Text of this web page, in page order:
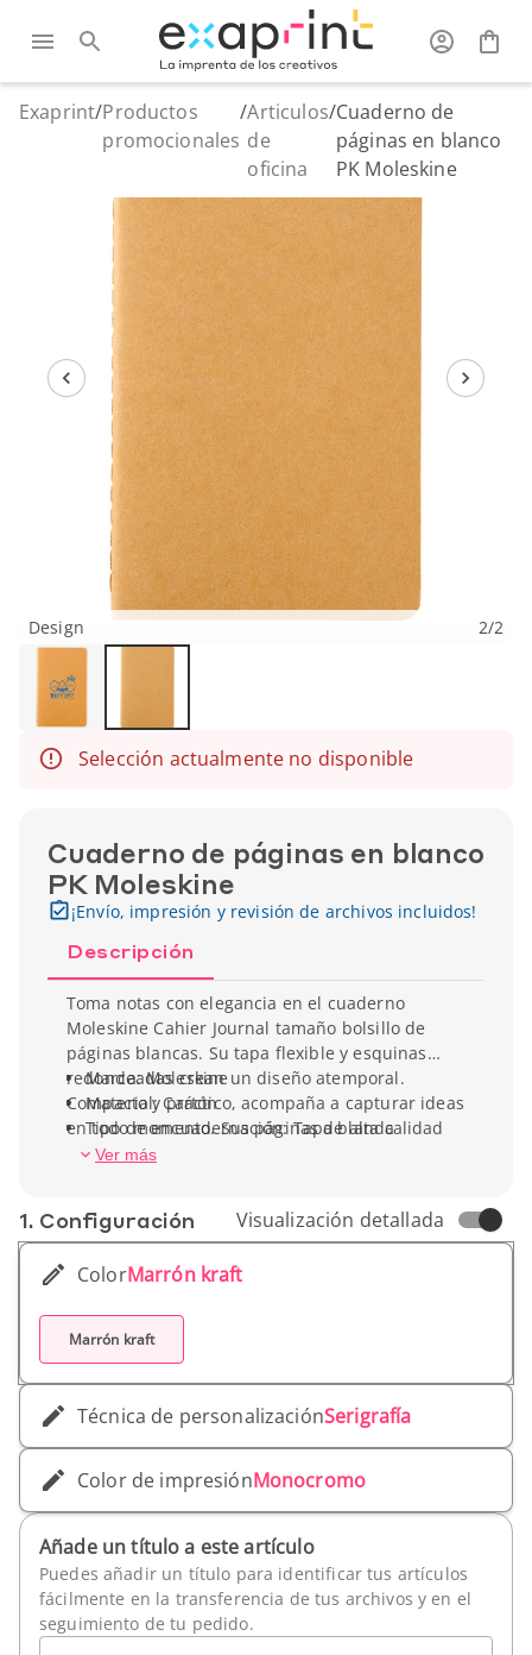
Exaprint/Productos
promocionales
/Articulos
de
oficina
/Cuaderno de
páginas en blanco
PK Moleskine
Design 2/2
Selección actualmente no disponible
Cuaderno de páginas en blanco
PK Moleskine
¡Envío, impresión y revisión de archivos incluidos!
Descripción
Toma notas con elegancia en el cuaderno
Moleskine Cahier Journal tamaño bolsillo de
páginas blancas. Su tapa flexible y esquinas
redondeadas crean un diseño atemporal.
Compacto y práctico, acompaña a capturar ideas
en todo momento. Sus páginas de alta calidad
ofrecen escritura agradable. La legendaria
herramienta de escritura refinada que potencie
Marca: Moleskine
Material: Cartón
Tipo de encuadernación: Tapa blanda
Número de hojas: 64
Peso unitario: 114 g
Ver más
1. Conf­iguración Visualización detallada
ColorMarrón kraft
Marrón kraft
Técnica de personalizaciónSerigrafía
Color de impresiónMonocromo
Añade un título a este artículo
Puedes añadir un título para identificar tus artículos
fácilmente en la transferencia de tus archivos y en el
seguimiento de tu pedido.